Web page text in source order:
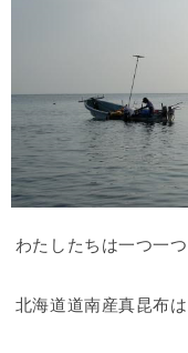
わたしたちは一つ一
北海道道南産真昆布